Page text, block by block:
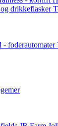
drikkeflasker
- foderautomater